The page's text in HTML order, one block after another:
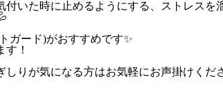
いた時に止めるようにする、ストレスを
ガード)がおすすめです✨
！
りが気になる方はお気軽にお声掛けくだ